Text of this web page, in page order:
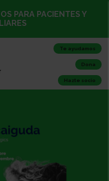
PARA PACIENTES Y
Te ayudamos
Dona
Hazte socio